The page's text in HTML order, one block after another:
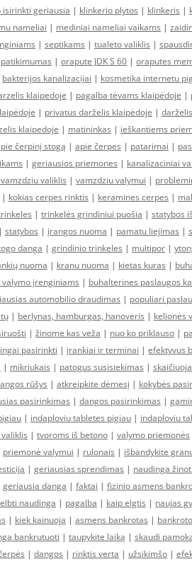
isirinkti geriausia | klinkerio plytos | klinkeris |
nameliai | mediniai nameliai vaikams |
| septikams | tualeto valiklis |
patikimumas | orapute JDK S 60 | oraputes
bakterijos kanalizacijai | kosmetika internetu
klaipedoje | pagalba tėvams klaipėdoje |
| privatus darželis klaipėdoje |
klaipedoje | matininkas | ieškantiems
čerpinį stogą | apie čerpes | patarimai |
| geriausios priemones | kanalizaciniai
valiklis | vamzdziu valymui |
| kokias cerpes rinktis | keramines cerpes |
| trinkelės grindiniui puošia | statybos
| statybos | įrangos nuoma | pamatu liejimas |
danga | grindinio trinkeles | multipor |
nuoma | kranu nuoma | kietas kuras |
įrenginiams | buhalterines paslaugos
automobilio draudimas | populiari
| berlynas, hamburgas, hanoveris | kelionės
| žinome kas veža | nuo ko priklauso |
pasirinkti | įrankiai ir terminai | efektyvus
| mikriukais | patogus susisiekimas |
rūšys | atkreipkite dėmesį | kokybės
pasirinkimas | dangos pasirinkimas |
| indaploviu tabletes pigiau | indaploviu
| tvoroms iš betono | valymo priemonės
priemonė valymui | rulonais | išbandykite
| geriausias sprendimas | naudinga žinoti
geriausia danga | faktai | fizinio asmens
naudinga | pagalba | kaip elgtis | naujas
| kiek kainuoja | asmens bankrotas |
bankrutuoti | taupykite laiką | skaudi
| dangos | rinktis verta | užsikimšo |